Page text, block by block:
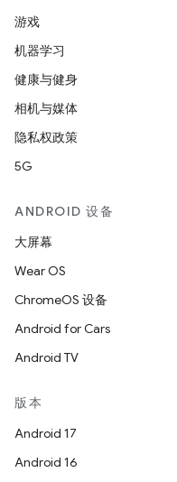
游戏
机器学习
健康与健身
相机与媒体
隐私权政策
5G
ANDROID 设备
大屏幕
Wear OS
ChromeOS 设备
Android for Cars
Android TV
版本
Android 17
Android 16